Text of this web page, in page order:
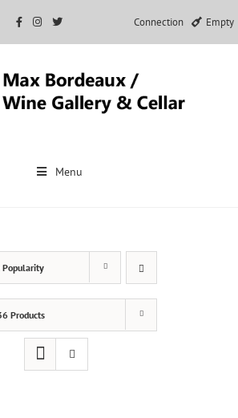
Connection Empty
Menu
Popularity
Products